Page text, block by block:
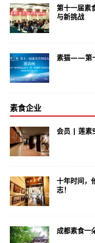
第十一届素
与新挑战
素猫——第
素食企业
会员 | 莲素
十年时间，
志！
成都素食一